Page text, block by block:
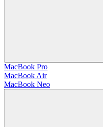
MacBook Pro
MacBook Air
MacBook Neo